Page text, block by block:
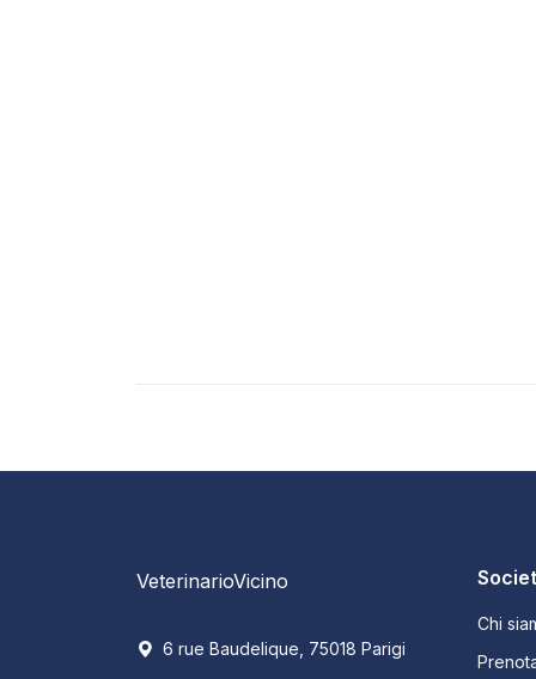
VeterinarioVicino
6 rue Baudelique, 75018 Parigi
Chi